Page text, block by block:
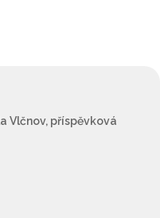
Vlčnov, příspěvková